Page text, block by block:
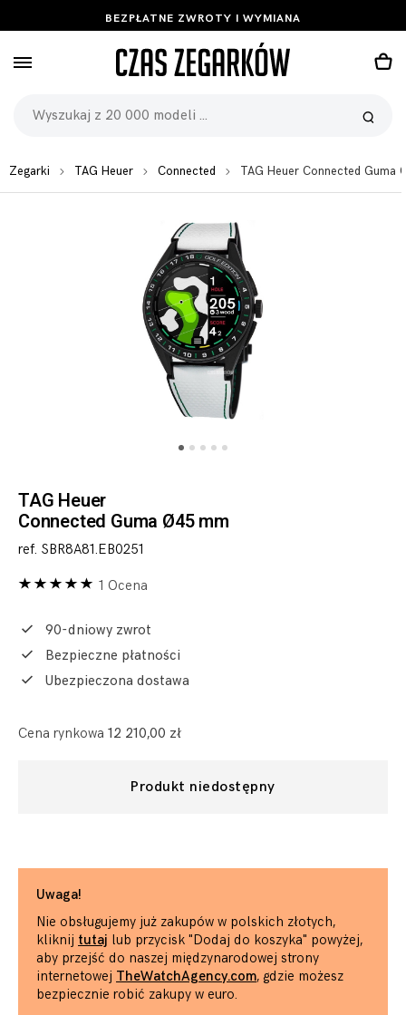
BEZPŁATNE ZWROTY I WYMIANA
Zegarki TAG Heuer Connected TAG Heuer Connected Guma
TAG Heuer
Connected Guma Ø45 mm
ref. SBR8A81.EB0251
1 Ocena
90-dniowy zwrot
Bezpieczne płatności
Ubezpieczona dostawa
Cena rynkowa 12 210,00 zł
Produkt niedostępny
Uwaga!
Nie obsługujemy już zakupów w polskich złotych,
kliknij tutaj lub przycisk "Dodaj do koszyka" powyżej,
aby przejść do naszej międzynarodowej strony
internetowej TheWatchAgency.com, gdzie możesz
bezpiecznie robić zakupy w euro.